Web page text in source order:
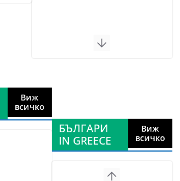
Виж
всичко
БЪЛГАРИ
IN GREECE
Виж
всичко